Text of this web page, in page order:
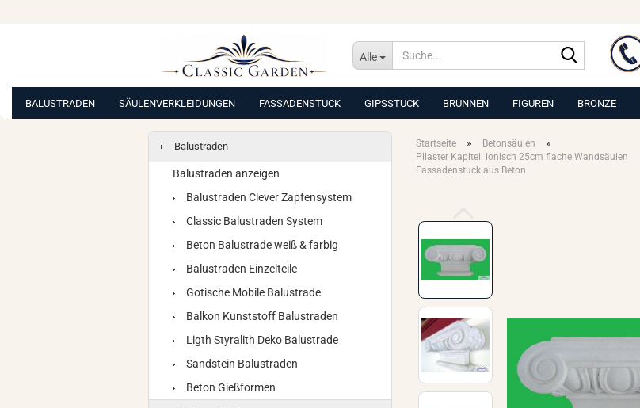
Alle
Suche...
BALUSTRADEN SÄULENVERKLEIDUNGEN FASSADENSTUCK GIPSSTUCK BRUNNEN FIGUREN BRONZE
Startseite » Betonsäulen »
Pilaster Kapitell ionisch 25cm flache Wandsäulen
Fassadenstuck aus Beton
Balustraden
Balustraden anzeigen
Balustraden Clever Zapfensystem
Classic Balustraden System
Beton Balustrade weiß & farbig
Balustraden Einzelteile
Gotische Mobile Balustrade
Balkon Kunststoff Balustraden
Ligth Styralith Deko Balustrade
Sandstein Balustraden
Beton Gießformen